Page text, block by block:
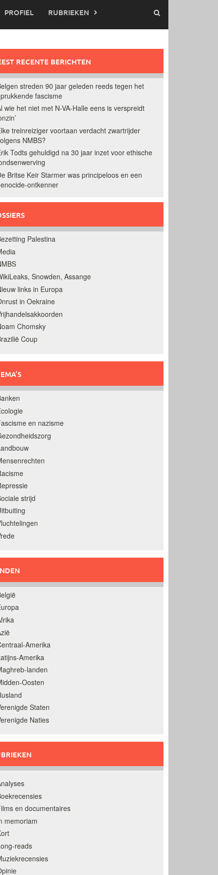
PROFIEL RUBRIEKEN
RECENTE BERICHTEN
streden 90 jaar geleden reeds tegen het
fascisme
wie het niet met N-VA-Halle eens is verspreidt
treinreiziger voortaan verdacht zwartrijder
NMBS?
Todts gehuldigd na 30 jaar inzet voor ethische
Britse Keir Starmer was principeloos en een
ontkenner
Palestina
Snowden, Assange
links in Europa
in Oekraine
Chomsky
Coup
en nazisme
strijd
Amerika
Amerika
landen
Oosten
Staten
Naties
en documentaires
memoriam
reads